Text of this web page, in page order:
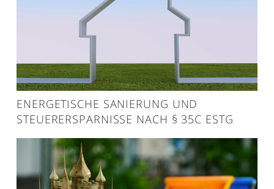
ENERGETISCHE SANIERUNG UND
STEUERERSPARNISSE NACH § 35C ESTG